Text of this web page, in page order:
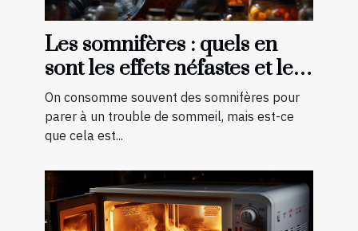
Les somnifères : quels en
sont les effets néfastes et les
palliatifs ?
On consomme souvent des somnifères pour
parer à un trouble de sommeil, mais est-ce
que cela est...